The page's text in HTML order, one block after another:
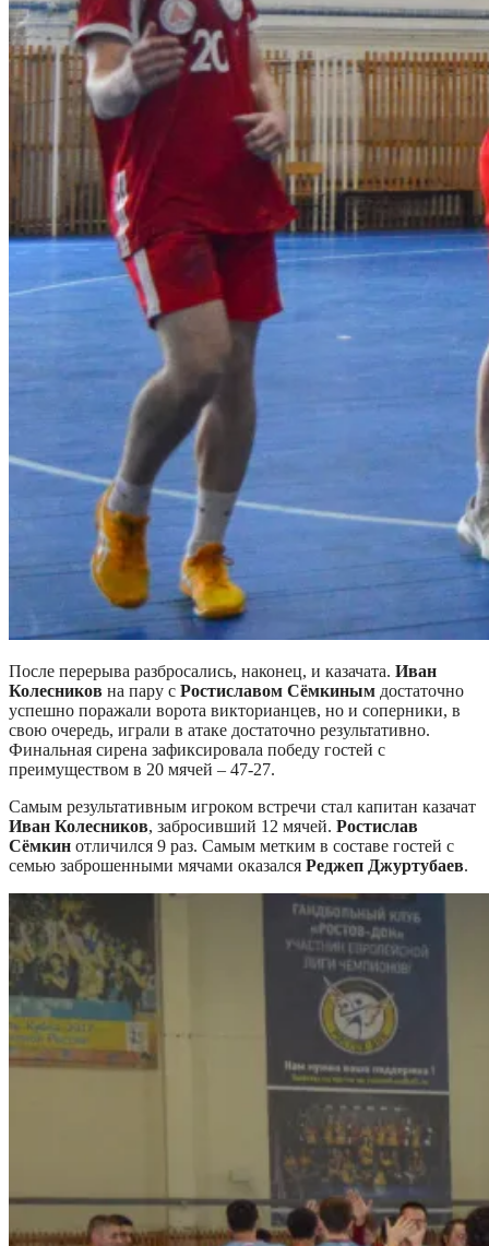
После перерыва разбросались, наконец, и казачата. Иван
Колесников на пару с Ростиславом Сёмкиным достаточно
успешно поражали ворота викторианцев, но и соперники, в
свою очередь, играли в атаке достаточно результативно.
Финальная сирена зафиксировала победу гостей с
преимуществом в 20 мячей – 47-27.
Самым результативным игроком встречи стал капитан казачат
Иван Колесников, забросивший 12 мячей. Ростислав
Сёмкин отличился 9 раз. Самым метким в составе гостей с
семью заброшенными мячами оказался Реджеп Джуртубаев.